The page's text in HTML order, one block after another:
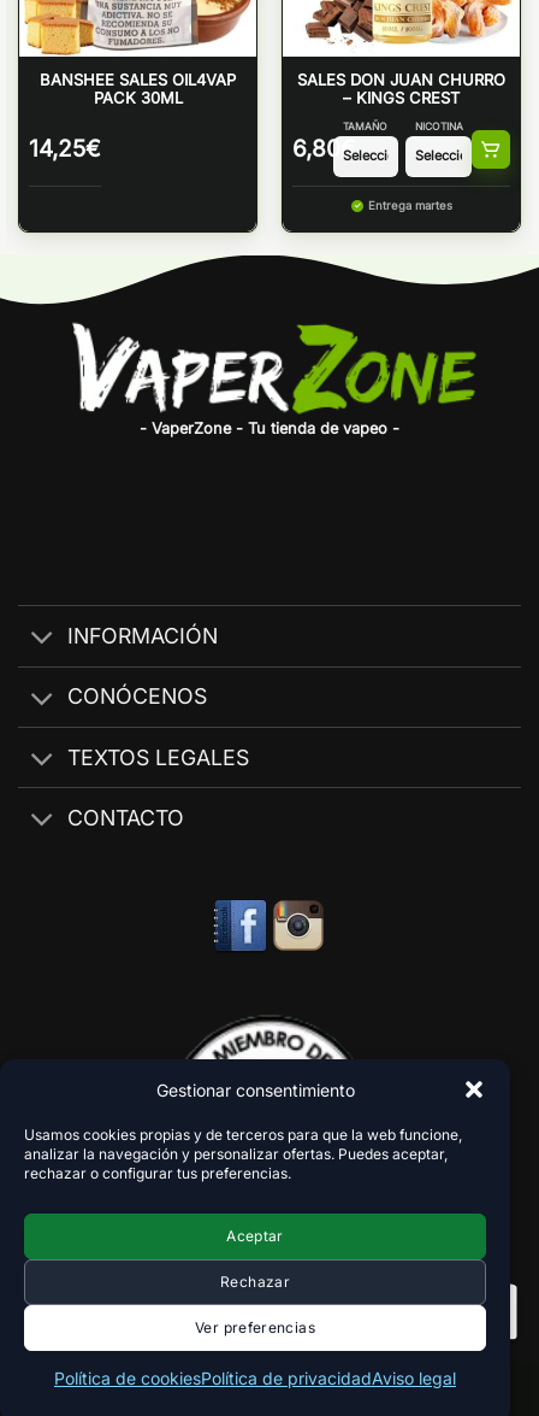
Gestionar consentimiento
Usamos cookies propias y de terceros para que la web funcione,
analizar la navegación y personalizar ofertas. Puedes aceptar,
rechazar o configurar tus preferencias.
Aceptar
Rechazar
Ver preferencias
Política de cookiesPolítica de privacidadAviso legal
BANSHEE SALES OIL4VAP
PACK 30ML
14,25€
SALES DON JUAN CHURRO
– KINGS CREST
6,80 €
TAMAÑO NICOTINA
Entrega martes
- VaperZone - Tu tienda de vapeo -
INFORMACIÓN
CONÓCENOS
TEXTOS LEGALES
CONTACTO
Copyright 2018-2026 - VaperZone ®